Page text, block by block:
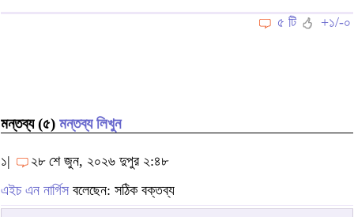
৫ টি
+১/-০
মন্তব্য (৫) মন্তব্য লিখুন
১|
২৮ শে জুন, ২০২৬ দুপুর ২:৪৮
এইচ এন নার্গিস বলেছেন: সঠিক বক্তব্য